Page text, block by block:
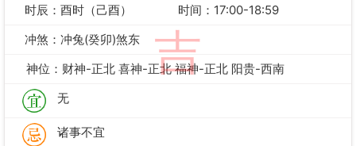
吉
时辰：酉时（己酉）
时间：17:00-18:59
冲煞：冲兔(癸卯)煞东
神位：财神-正北 喜神-正北 福神-正北 阳贵-西南
无
诸事不宜